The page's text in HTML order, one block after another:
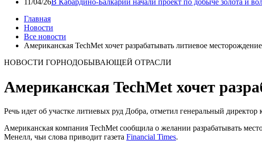
11/04/26В Кабардино-Балкарии начали проект по добыче золота и
Главная
Новости
Все новости
Американская TechMet хочет разрабатывать литиевое
НОВОСТИ ГОРНОДОБЫВАЮЩЕЙ ОТРАСЛИ
Американская TechMet хочет
Речь идет об участке литиевых руд Добра, отметил генеральный
Американская компания TechMet сообщила о желании разрабатывать
Менелл, чьи слова приводит газета Financial Times.